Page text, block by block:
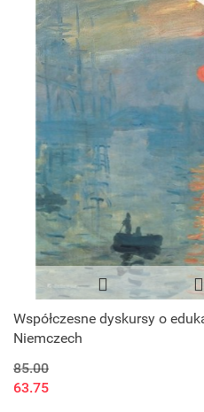
Współczesne dyskursy o
Niemczech
85.00
63.75